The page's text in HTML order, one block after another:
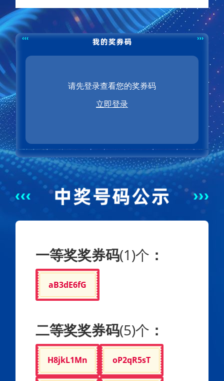
请先登录查看您的奖券码
立即登录
一等奖奖券码(1)个 ：
aB3dE6fG
二等奖奖券码(5)个 ：
H8jkL1Mn oP2qR5sT